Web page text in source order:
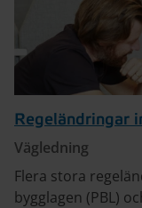
Regeländringar
Vägledning
Flera stora
bygglagen (PBL)